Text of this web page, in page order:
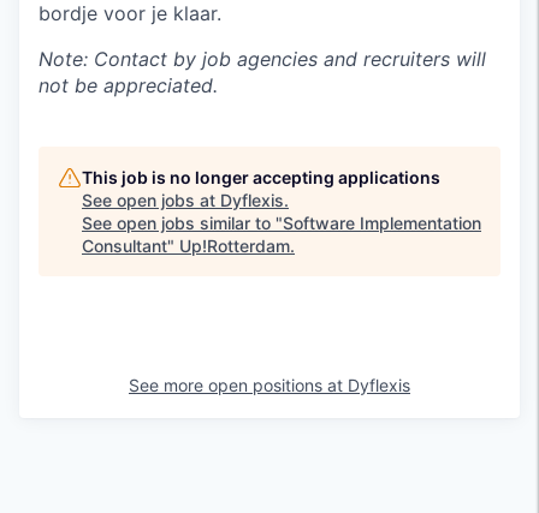
bordje voor je klaar.
Note: Contact by job agencies and recruiters will
not be appreciated.
This job is no longer accepting applications
See open jobs at Dyflexis.
See open jobs similar to "Software Implementation
Consultant" Up!Rotterdam.
See more open positions at Dyflexis